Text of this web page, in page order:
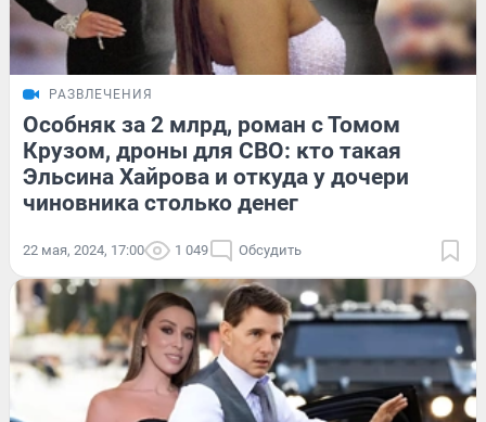
РАЗВЛЕЧЕНИЯ
Особняк за 2 млрд, роман с Томом
Крузом, дроны для СВО: кто такая
Эльсина Хайрова и откуда у дочери
чиновника столько денег
22 мая, 2024, 17:00 1 049 Обсудить